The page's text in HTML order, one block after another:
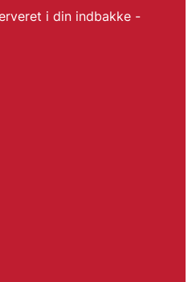
i din indbakke -